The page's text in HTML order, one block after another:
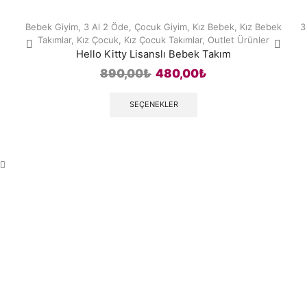
Bebek Giyim 3 Al 2 Öde Çocuk Giyim Kız Bebek
Kız Bebek
Takımlar, Kız Çocuk Kız Çocuk Takımlar, Outlet Ürünler
Hello Kitty Lisanslı Bebek Takım
890,00₺ 480,00₺
SEÇENEKLER